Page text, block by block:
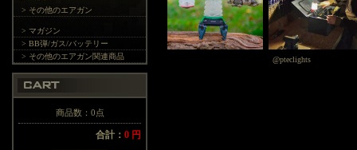
> その他のエアガン
> マガジン
> BB弾/ガス/バッテリー
> その他のエアガン関連商品
商品数：0点
合計： 0 円
@pteclights